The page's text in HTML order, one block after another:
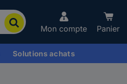
Mon compte Panier
Solutions achats